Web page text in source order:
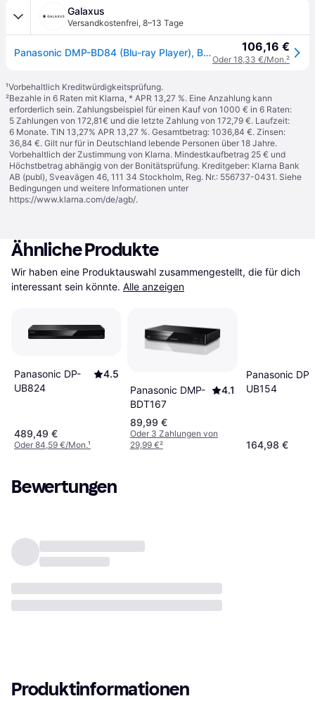
Galaxus
Versandkostenfrei, 8–13 Tage
Panasonic DMP-BD84 (Blu-ray Player), Bluray Player + DVD Player, Schwarz 106,16 €
Oder 18,33 €/Mon.²
¹Vorbehaltlich Kreditwürdigkeitsprüfung.
²Bezahle in 6 Raten mit Klarna, * APR 13,27 %. Eine Anzahlung kann
erforderlich sein. Zahlungsbeispiel für einen Kauf von 1000 € in 6 Raten:
5 Zahlungen von 172,81€ und die letzte Zahlung von 172,79 €. Laufzeit:
6 Monate. TIN 13,27% APR 13,27 %. Gesamtbetrag: 1036,84 €. Zinsen:
36,84 €. Gilt nur für in Deutschland lebende Personen über 18 Jahre.
Vorbehaltlich der Zustimmung von Klarna. Mindestkaufbetrag 25 € und
Höchstbetrag abhängig von der Bonitätsprüfung. Kreditgeber: Klarna Bank
AB (publ), Sveavägen 46, 111 34 Stockholm, Reg. Nr.: 556737-0431. Siehe
Bedingungen und weitere Informationen unter
https://www.klarna.com/de/agb/.
Ähnliche Produkte
Wir haben eine Produktauswahl zusammengestellt, die für dich
interessant sein könnte. Alle anzeigen
Panasonic DP-
UB824
4.5
489,49 €
Oder 84,59 €/Mon.¹
Panasonic DMP-
BDT167
4.1
89,99 €
Oder 3 Zahlungen von
29,99 €²
Panasonic DP-
UB154
164,98 €
Bewertungen
Produktinformationen